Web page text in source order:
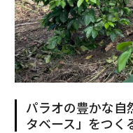
パラオの豊かな自
タベース」をつく